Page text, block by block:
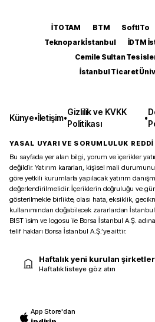
İTOTAM BTM SoftITo
Teknopark İstanbul
İDTM
Cemile Sultan
İstanbul Ticaret
Künye•İletişim•
Gizlilik ve KVKK
Politikası
•
YASAL UYARI VE SORUMLULUK REDDİ
Bu sayfada yer alan bilgi, yorum ve içerikler
değildir. Yatırım kararları, kişisel mali
göre yetkili kurumlarla yapılacak yatırım
değerlendirilmelidir. İçeriklerin doğruluğu ve
gösterilmekle birlikte, olası hata, eksiklik,
kullanımından doğabilecek zararlardan
BIST isim ve logosu ile Borsa İstanbul A.Ş.
telif hakları Borsa İstanbul A.Ş.’ye aittir.
Haftalık yeni kurulan şirketler
Haftalık listeye göz atın
App Store'dan